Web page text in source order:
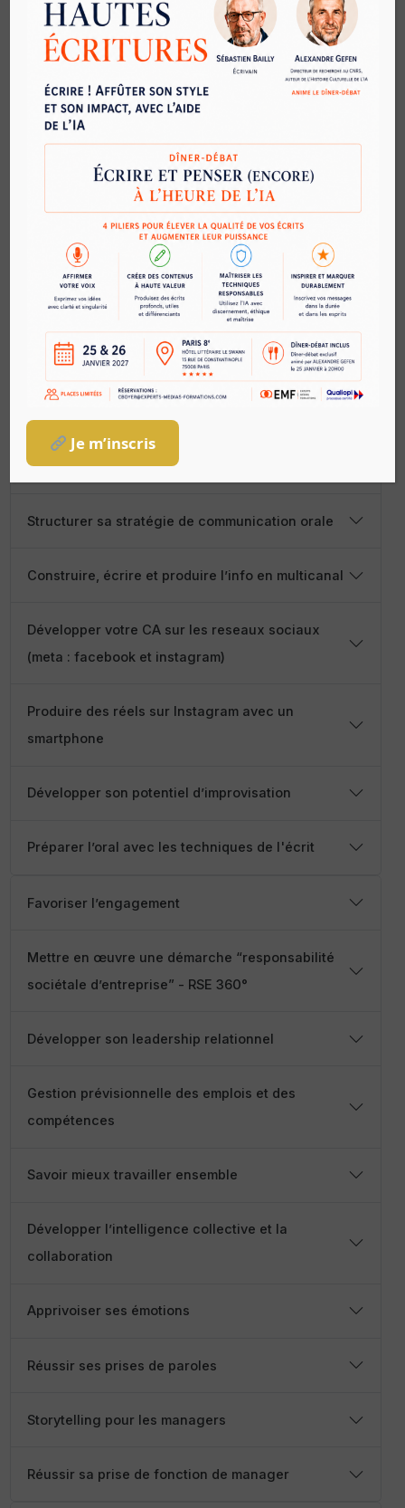
Définir et mettre en œuvre une stratégie de
communication pour ses réseaux
Premiere Pro
After Effect
L’expérience client appliquée aux salariés
Mettre en place une demarche « employee
advocacy » impliquer ses collaborateurs sur les
reseaux sociaux
Savoir raconter une histoire (le Storytelling)
Augmenter son audience avec Instagram
Structurer sa stratégie de communication orale
Construire, écrire et produire l’info en multicanal
Développer votre CA sur les reseaux sociaux
(meta : facebook et instagram)
Produire des réels sur Instagram avec un
smartphone
Développer son potentiel d’improvisation
Préparer l’oral avec les techniques de l'écrit
Favoriser l’engagement
Mettre en œuvre une démarche “responsabilité
sociétale d’entreprise” - RSE 360°
Développer son leadership relationnel
Gestion prévisionnelle des emplois et des
compétences
Savoir mieux travailler ensemble
Développer l’intelligence collective et la
collaboration
Apprivoiser ses émotions
Réussir ses prises de paroles
Storytelling pour les managers
Réussir sa prise de fonction de manager
Je m’inscris